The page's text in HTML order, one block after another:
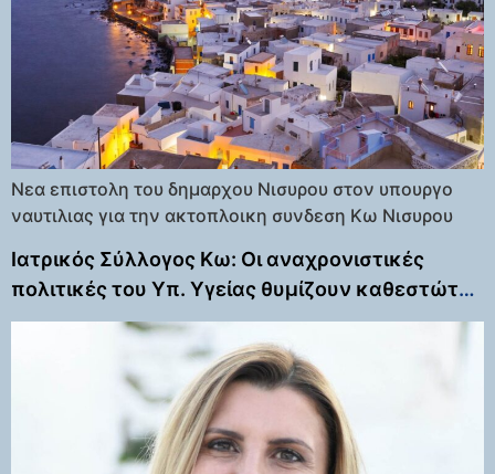
Νεα επιστολη του δημαρχου Νισυρου στον υπουργο
ναυτιλιας για την ακτοπλοικη συνδεση Κω Νισυρου
Ιατρικός Σύλλογος Κω: Οι αναχρονιστικές
πολιτικές του Υπ. Υγείας θυμίζουν καθεστώτα
άλλης εποχής